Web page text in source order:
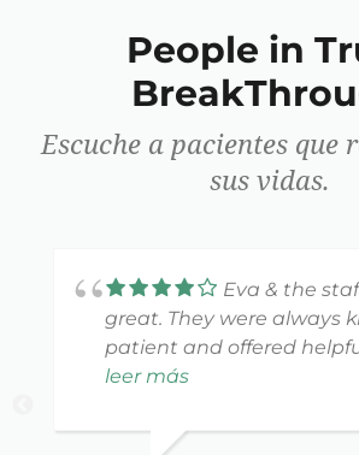
People in
Escuche a pacientes que
sus vidas.
Eva & the
great. They were always kind and
patient and offered
feedback. You can tell
to where they she before
leer más